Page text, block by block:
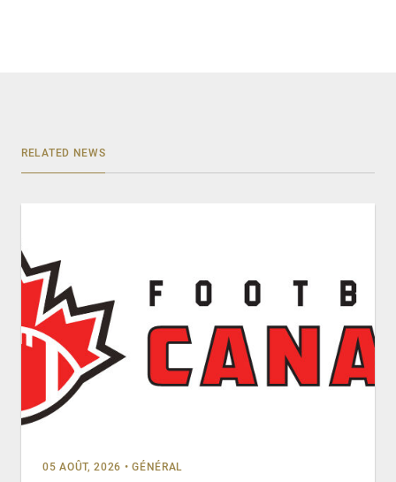
RELATED NEWS
05 AOÛT, 2026 • GÉNÉRAL